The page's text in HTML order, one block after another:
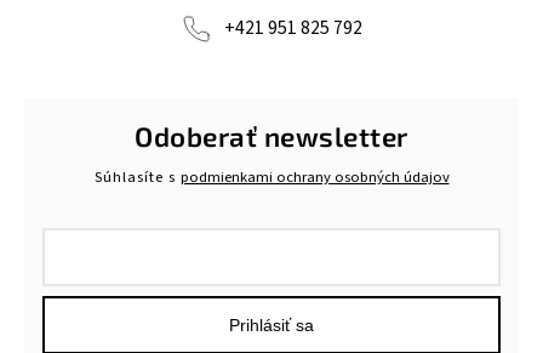
+421 951 825 792
Odoberať newsletter
Súhlasíte s podmienkami ochrany osobných údajov
Prihlásiť sa